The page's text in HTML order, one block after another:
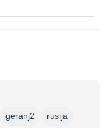
geranj2 rusija